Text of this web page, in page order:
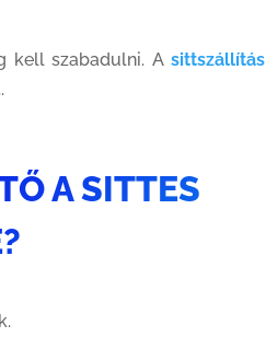
kell szabadulni. Asittszállítás
A SITTES